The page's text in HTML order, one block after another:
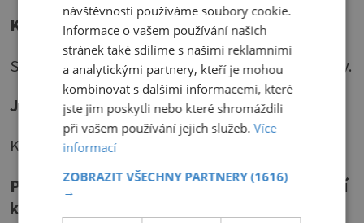
Které místo máte nejraději?
Svůj ušák před televizí s výhledem do zahrádky.
Jaká barva u vás převládá?
Krémově žlutá, teple hnědá a olivově zelená.
Pokud se týká nábytku, máte nějaké speciální
kousky, které jste si zamilovala?
návštěvnosti používáme soubory cookie.
Informace o vašem používání našich
stránek také sdílíme s našimi reklamními
a analytickými partnery, kteří je mohou
kombinovat s dalšími informacemi, které
jste jim poskytli nebo které shromáždili
při vašem používání jejich služeb.Více
informací
ZOBRAZIT VŠECHNY PARTNERY(1616)
→